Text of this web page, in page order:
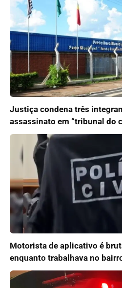
Justiça condena três
assassinato em “tribunal do
Motorista de aplicativo é
enquanto trabalhava no